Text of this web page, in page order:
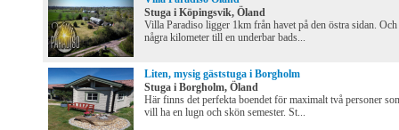
Stuga i Köpingsvik, Öland
Villa Paradiso ligger 1km från havet på den östra sidan. Och
några kilometer till en underbar bads...
Liten, mysig gäststuga i Borgholm
Stuga i Borgholm, Öland
Här finns det perfekta boendet för maximalt två personer
vill ha en lugn och skön semester. St...